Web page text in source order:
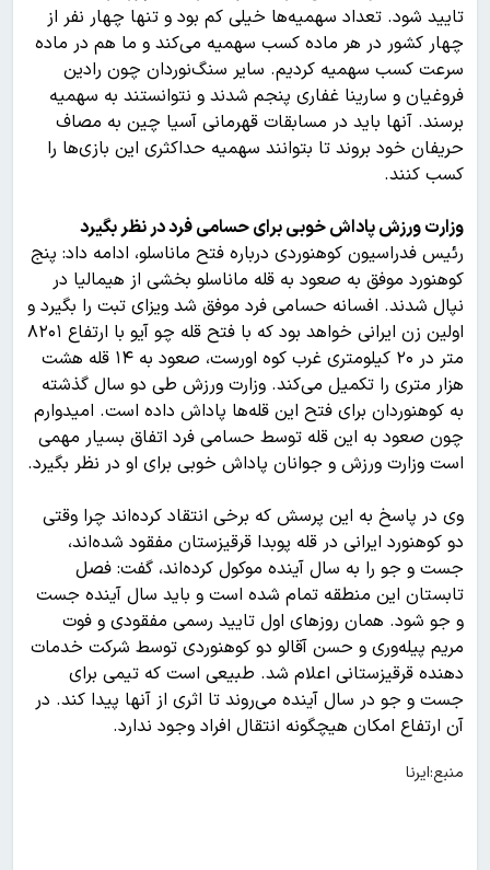
تایید شود. تعداد سهمیه‌ها خیلی کم بود و تنها چهار نفر از
چهار کشور در هر ماده کسب سهمیه می‌کند و ما هم در ماده
سرعت کسب سهمیه کردیم. سایر سنگ‌نوردان چون رادین
فروغیان و سارینا غفاری پنجم شدند و نتوانستند به سهمیه
برسند. آنها باید در مسابقات قهرمانی آسیا چین به مصاف
حریفان خود بروند تا بتوانند سهمیه حداکثری این بازی‌ها را
کسب کنند.
وزارت ورزش پاداش خوبی برای حسامی فرد در نظر بگیرد
رئیس فدراسیون کوهنوردی درباره فتح ماناسلو، ادامه داد: پنج
کوهنورد موفق به صعود به قله ماناسلو بخشی از هیمالیا در
نپال شدند. افسانه حسامی فرد موفق شد ویزای تبت را بگیرد و
اولین زن ایرانی خواهد بود که با فتح قله چو آیو با ارتفاع ۸۲۰۱
متر در ۲۰ کیلومتری غرب کوه اورست، صعود به ۱۴ قله هشت
هزار متری را تکمیل می‌کند. وزارت ورزش طی دو سال گذشته
به کوهنوردان برای فتح این قله‌ها پاداش داده است. امیدوارم
چون صعود به این قله توسط حسامی فرد اتفاق بسیار مهمی
است وزارت ورزش و جوانان پاداش خوبی برای او در نظر بگیرد.
وی در پاسخ به این پرسش که برخی انتقاد کرده‌اند چرا وقتی
دو کوهنورد ایرانی در قله پوبدا قرقیزستان مفقود شده‌اند،
جست و جو را به سال آینده موکول کرده‌اند، گفت: فصل
تابستان این منطقه تمام شده است و باید سال آینده جست
و جو شود. همان روزهای اول تایید رسمی مفقودی و فوت
مریم پیله‌وری و حسن آقالو دو کوهنوردی توسط شرکت خدمات
دهنده قرقیزستانی اعلام شد. طبیعی است که تیمی برای
جست و جو در سال آینده می‌روند تا اثری از آنها پیدا کند. در
آن ارتفاع امکان هیچگونه انتقال افراد وجود ندارد.
منبع:ایرنا